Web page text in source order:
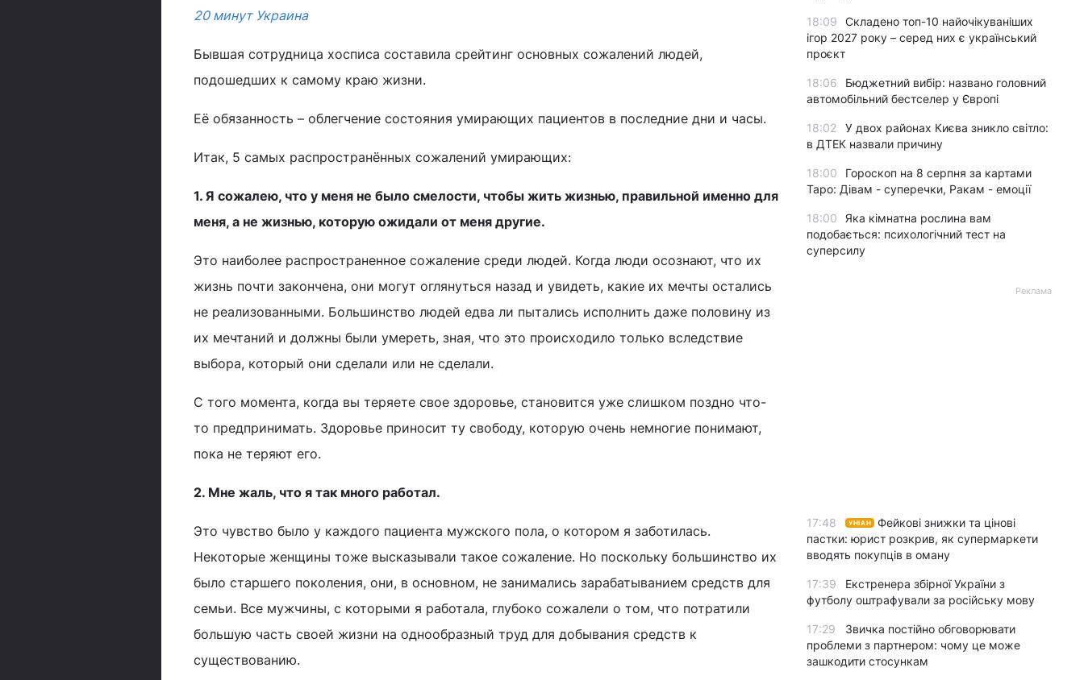
20 минут Украина
Бывшая сотрудница хосписа составила срейтинг основных сожалений людей,
подошедших к самому краю жизни.
Её обязанность – облегчение состояния умирающих пациентов в последние дни и часы.
Итак, 5 самых распространённых сожалений умирающих:
1. Я сожалею, что у меня не было смелости, чтобы жить жизнью, правильной именно для
меня, а не жизнью, которую ожидали от меня другие.
Это наиболее распространенное сожаление среди людей. Когда люди осознают, что их
жизнь почти закончена, они могут оглянуться назад и увидеть, какие их мечты остались
не реализованными. Большинство людей едва ли пытались исполнить даже половину из
их мечтаний и должны были умереть, зная, что это происходило только вследствие
выбора, который они сделали или не сделали.
С того момента, когда вы теряете свое здоровье, становится уже слишком поздно что-
то предпринимать. Здоровье приносит ту свободу, которую очень немногие понимают,
пока не теряют его.
2. Мне жаль, что я так много работал.
Это чувство было у каждого пациента мужского пола, о котором я заботилась.
Некоторые женщины тоже высказывали такое сожаление. Но поскольку большинство их
было старшего поколения, они, в основном, не занимались зарабатыванием средств для
семьи. Все мужчины, с которыми я работала, глубоко сожалели о том, что потратили
большую часть своей жизни на однообразный труд для добывания средств к
существованию.
18:09
Складено топ-10 найочікуваніших
ігор 2027 року – серед них є український
проєкт
18:06
Бюджетний вибір: названо головний
автомобільний бестселер у Європі
18:02
У двох районах Києва зникло світло:
в ДТЕК назвали причину
18:00
Гороскоп на 8 серпня за картами
Таро: Дівам - суперечки, Ракам - емоції
18:00
Яка кімнатна рослина вам
подобається: психологічний тест на
суперсилу
Реклама
17:48 УНІАН
Фейкові знижки та цінові
пастки: юрист розкрив, як супермаркети
вводять покупців в оману
17:39
Екстренера збірної України з
футболу оштрафували за російську мову
17:29
Звичка постійно обговорювати
проблеми з партнером: чому це може
зашкодити стосункам